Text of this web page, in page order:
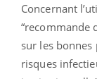
Concernant
“recommande
sur les bonnes
risques